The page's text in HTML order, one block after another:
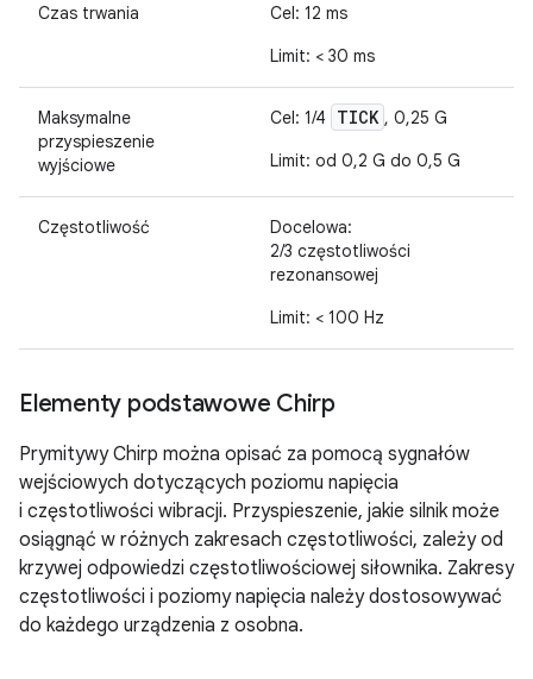
Czas trwania
Cel: 12 ms
Limit: < 30 ms
Maksymalne
przyspieszenie
wyjściowe
Cel: 1/4 TICK , 0,25 G
Limit: od 0,2 G do 0,5 G
Częstotliwość
Docelowa:
2/3 częstotliwości
rezonansowej
Limit: < 100 Hz
Elementy podstawowe Chirp
Prymitywy Chirp można opisać za pomocą sygnałów
wejściowych dotyczących poziomu napięcia
i częstotliwości wibracji. Przyspieszenie, jakie silnik może
osiągnąć w różnych zakresach częstotliwości, zależy od
krzywej odpowiedzi częstotliwościowej siłownika. Zakresy
częstotliwości i poziomy napięcia należy dostosowywać
do każdego urządzenia z osobna.